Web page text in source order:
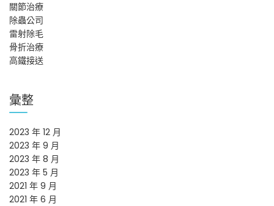
關節治療
除蟲公司
雷射除毛
骨折治療
高鐵接送
彙整
2023 年 12 月
2023 年 9 月
2023 年 8 月
2023 年 5 月
2021 年 9 月
2021 年 6 月